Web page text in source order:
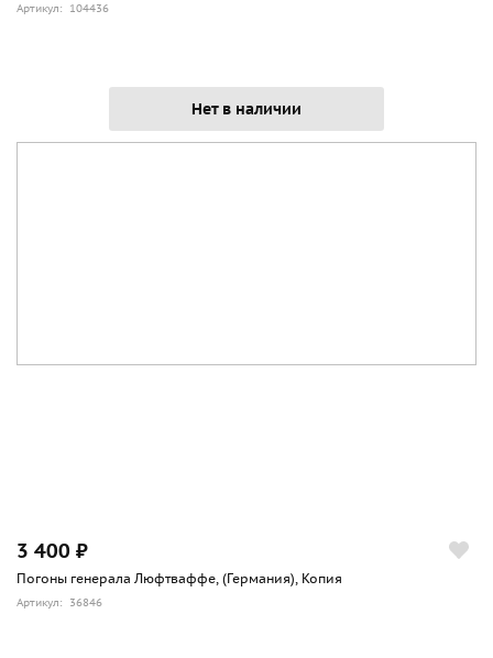
Артикул: 104436
Нет в наличии
3 400 ₽
Погоны генерала Люфтваффе, (Германия), Копия
Артикул: 36846